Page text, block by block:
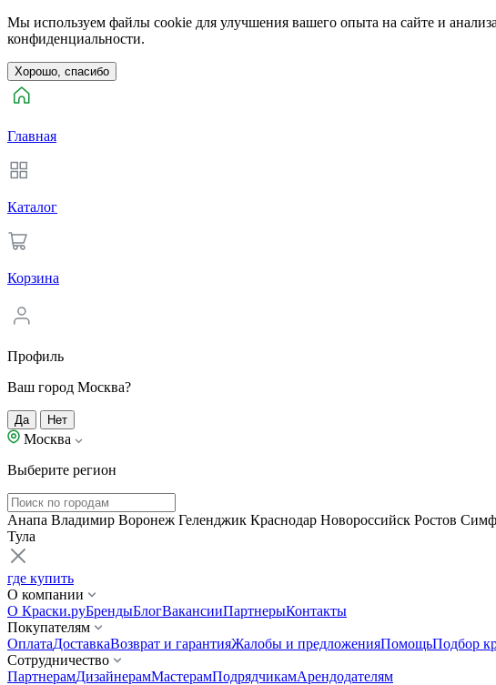
Мы используем файлы cookie для улучшения вашего опыта на сайте и
конфиденциальности.
Хорошо, спасибо
Главная
Каталог
Корзина
Профиль
Ваш город Москва?
Да Нет
Москва
Выберите регион
Анапа Владимир Воронеж Геленджик Краснодар Новороссийск Ростов
Тула
где купить
О компании
О Краски.руБрендыБлогВакансииПартнерыКонтакты
Покупателям
ОплатаДоставкаВозврат и гарантияЖалобы и предложенияПомощьПодбор
Сотрудничество
ПартнерамДизайнерамМастерамПодрядчикамАрендодателям